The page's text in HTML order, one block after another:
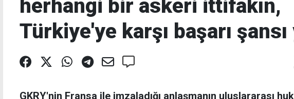
herhangi bir askeri ittifakın,
Türkiye'ye karşı başarı
GKRY'nin Fransa ile imzaladığı anlaşmanın uluslararası